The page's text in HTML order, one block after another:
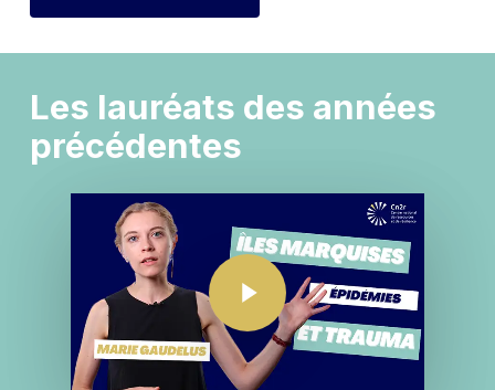
Les lauréats des années
précédentes
Play Video
Play Video